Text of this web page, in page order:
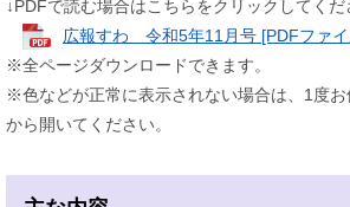
↓PDFで読む場合はこちらをクリックしてくだ
広報すわ 令和5年11月号 [PDFファ
※全ページダウンロードできます。
※色などが正常に表示されない場合は、1度お
から開いてください。